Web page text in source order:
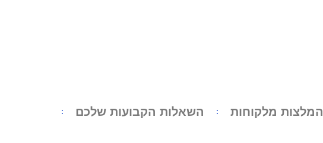
המלצות מלקוחות השאלות הקבועות שלכם